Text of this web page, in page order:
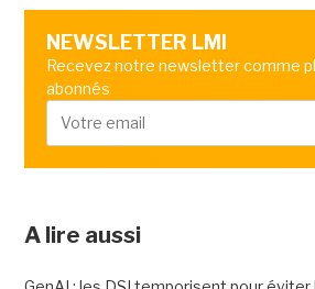
NEWSLETTER LMI
Recevez notre newsletter comme
abonnés
A lire aussi